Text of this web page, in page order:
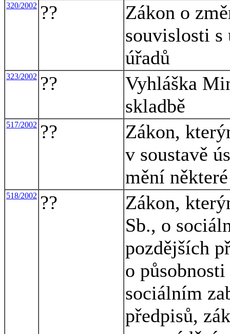
320/2002 ??
Zákon o
souvislosti s
úřadů
323/2002 ??
Vyhláška
skladbě
517/2002 ??
Zákon,
v soustavě
mění
518/2002 ??
Zákon,
Sb., o
pozdějších
o
sociálním
předpisů,